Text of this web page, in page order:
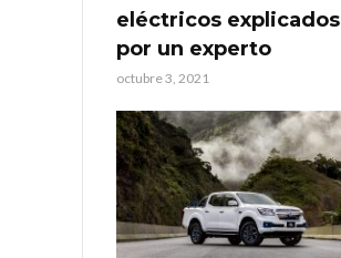
eléctricos explicados
por un experto
octubre 3, 2021